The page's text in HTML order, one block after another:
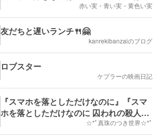
赤い実・青い実・黄色い実
友だちと遅いランチ🍴🤗
kanrekibanzaiのブログ
ロブスター
ケプラーの映画日記
『スマホを落としただけなのに』『スマ
ホを落としただけなのに 囚われの殺人
☆*ﾟ真珠のつき世界☆*ﾟ